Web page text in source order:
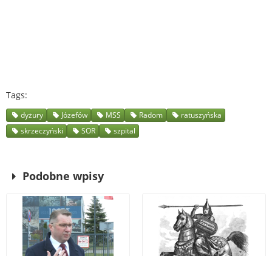
Tags
dyżury Józefów MSS Radom
ratuszyńska
skrzeczyński
SOR szpital
Podobne wpisy